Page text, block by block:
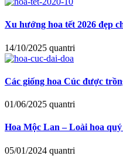
Xu hướng hoa tết 2026 đẹp
14/10/2025 quantri
Các giống hoa Cúc được
01/06/2025 quantri
Hoa Mộc Lan – Loài hoa
05/01/2024 quantri